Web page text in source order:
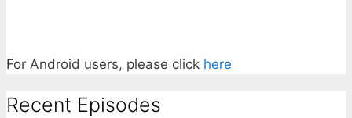
For Android users, please click here
Recent Episodes